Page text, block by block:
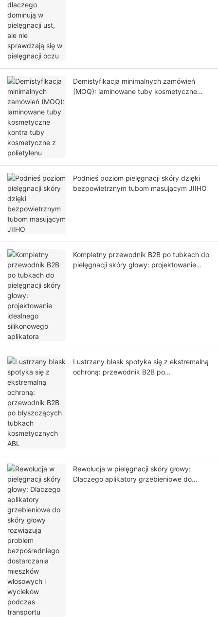
Demistyfikacja minimalnych zamówień
(MOQ): laminowane tuby kosmetyczne
Podnieś poziom pielęgnacji skóry dzięki
bezpowietrznym tubom masującym JIIHO
Kompletny przewodnik B2B po tubkach do
pielęgnacji skóry głowy: projektowanie
Lustrzany blask spotyka się z ekstremalną
ochroną: przewodnik B2B po
Rewolucja w pielęgnacji skóry głowy:
Dlaczego aplikatory grzebieniowe do